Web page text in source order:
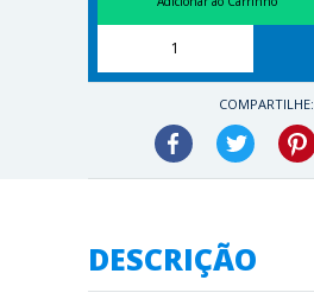
COMPARTILHE:
Facebook Twitter
DESCRIÇÃO